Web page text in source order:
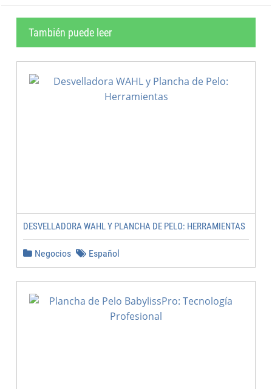
También puede leer
DESVELLADORA WAHL Y PLANCHA DE PELO: HERRAMIENTAS
Negocios Español